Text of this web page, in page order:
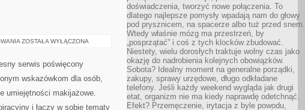
MODA
ZOSTAŁA WYŁĄCZONA
serwis poświęcony
wskazówkom dla osób,
umiejętności makijażowe.
i łączy w sobie tematy
doświadczenia, tworzyć nowe połączenia. To
dlatego najlepsze pomysły wpadają nam do głowy
pod prysznicem, na spacerze albo tuż przed snem.
Wtedy właśnie mózg ma przestrzeń, by
„posprzątać” i coś z tych klocków zbudować.
Niestety, wielu dorosłych traktuje wolny czas jako
okazję do nadrobienia kolejnych obowiązków.
Sobota? Idealny moment na generalne porządki,
zakupy, sprawy urzędowe, długo odkładane
telefony. Jeśli każdy weekend wygląda jak drugi
etat, organizm nie ma kiedy naprawdę odetchnąć.
Efekt? Przemęczenie, irytacja z byle powodu,